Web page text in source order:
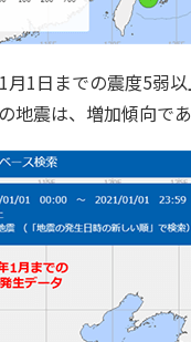
1日までの震度5弱
震は、増加傾向で